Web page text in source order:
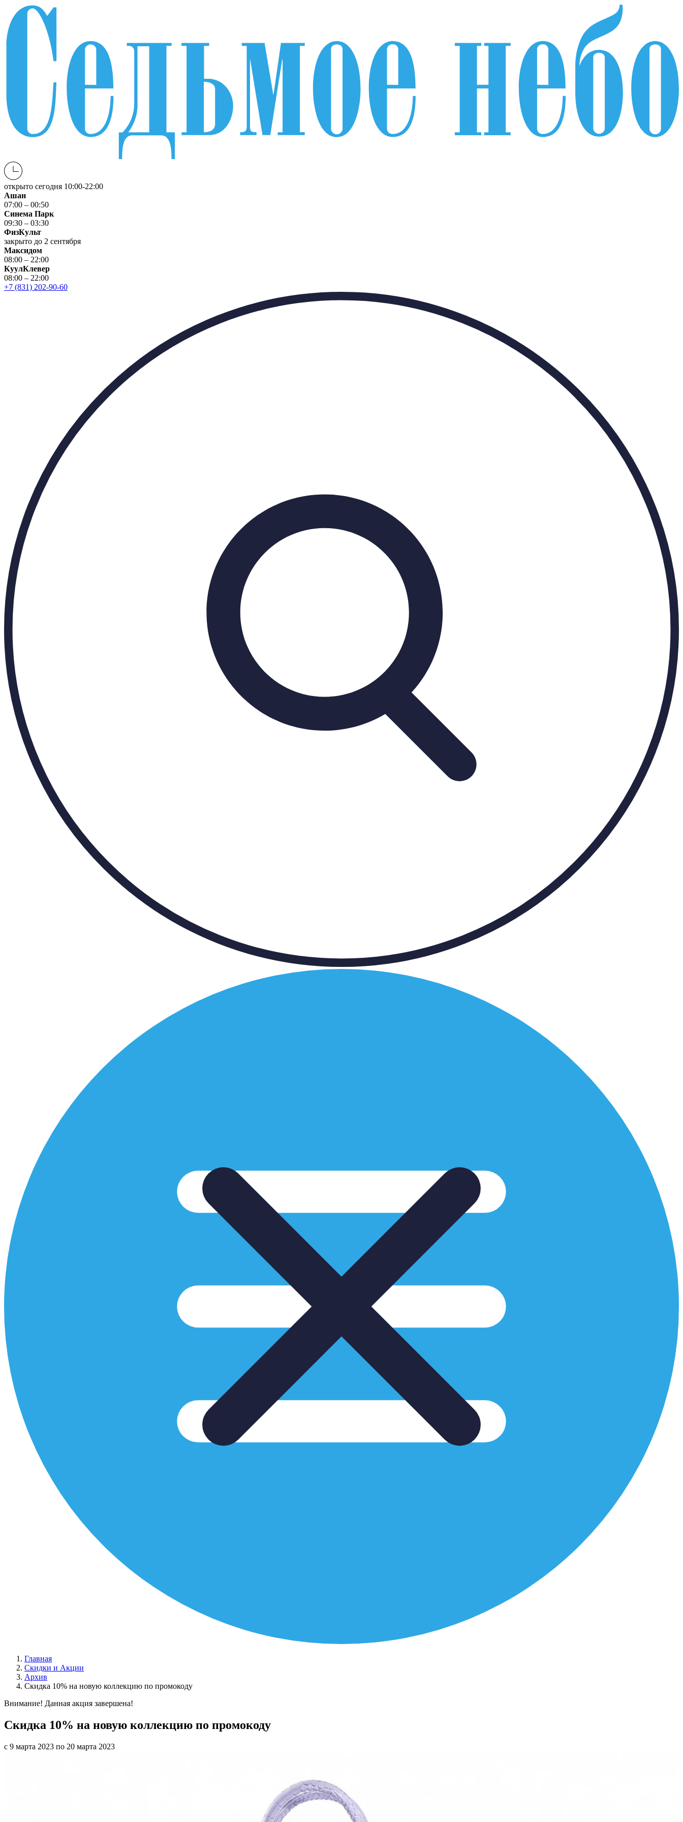
открыто сегодня 10:00-22:00
Ашан
07:00 – 00:50
Синема Парк
09:30 – 03:30
ФизКульт
закрыто до 2 сентября
Максидом
08:00 – 22:00
КуулКлевер
08:00 – 22:00
+7 (831) 202-90-60
Главная
Скидки и Акции
Архив
Скидка 10% на новую коллекцию по промокоду
Внимание! Данная акция завершена!
Скидка 10% на новую коллекцию по промокоду
с 9 марта 2023 по 20 марта 2023